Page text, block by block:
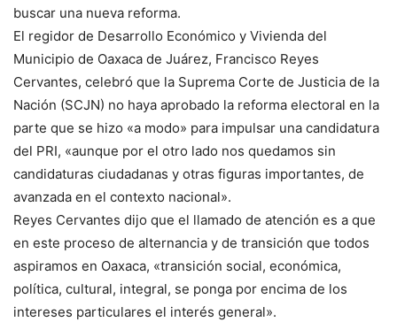
buscar una nueva reforma.
El regidor de Desarrollo Económico y Vivienda del
Municipio de Oaxaca de Juárez, Francisco Reyes
Cervantes, celebró que la Suprema Corte de Justicia de la
Nación (SCJN) no haya aprobado la reforma electoral en la
parte que se hizo «a modo» para impulsar una candidatura
del PRI, «aunque por el otro lado nos quedamos sin
candidaturas ciudadanas y otras figuras importantes, de
avanzada en el contexto nacional».
Reyes Cervantes dijo que el llamado de atención es a que
en este proceso de alternancia y de transición que todos
aspiramos en Oaxaca, «transición social, económica,
política, cultural, integral, se ponga por encima de los
intereses particulares el interés general».